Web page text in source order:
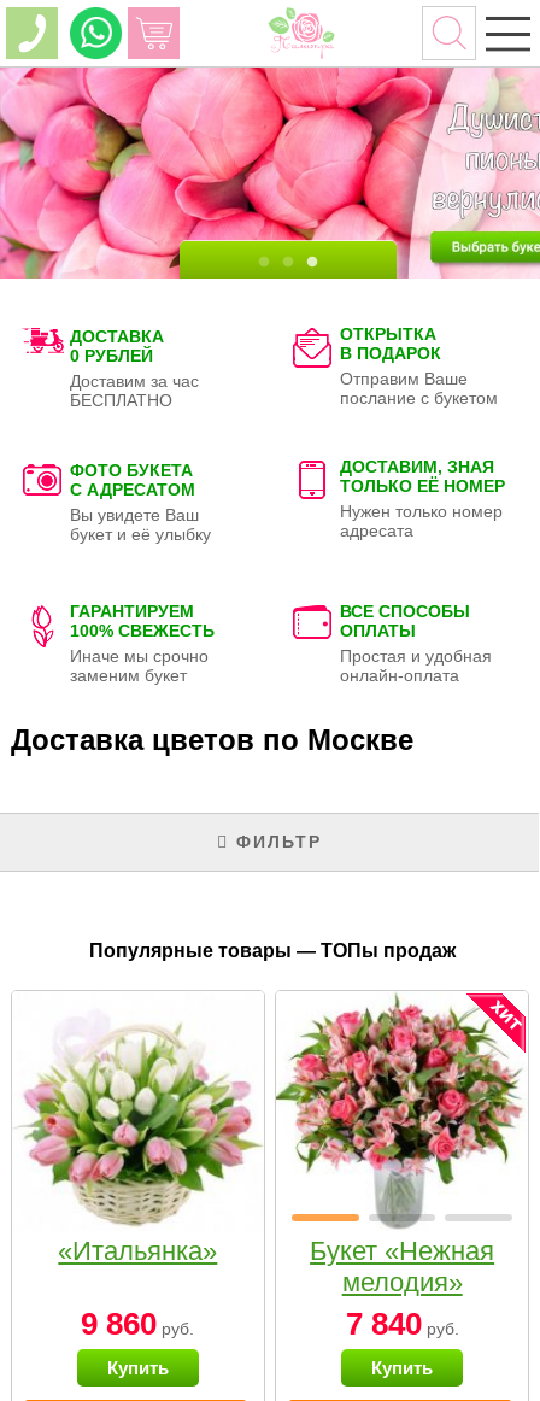
ДОСТАВКА
0 РУБЛЕЙ
Доставим за час
БЕСПЛАТНО
ОТКРЫТКА
В ПОДАРОК
Отправим Ваше
послание с букетом
ФОТО БУКЕТА
С АДРЕСАТОМ
Вы увидете Ваш
букет и её улыбку
ДОСТАВИМ, ЗНАЯ
ТОЛЬКО ЕЁ НОМЕР
Нужен только номер
адресата
ГАРАНТИРУЕМ
100% СВЕЖЕСТЬ
Иначе мы срочно
заменим букет
ВСЕ СПОСОБЫ
ОПЛАТЫ
Простая и удобная
онлайн-оплата
Доставка цветов по Москве
ФИЛЬТР
Популярные товары — ТОПы продаж
«Итальянка»
9 860 руб.
Купить
Букет «Нежная
мелодия»
7 840руб.
Купить